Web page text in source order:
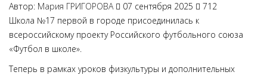
Автор: Мария ГРИГОРОВА 07 сентября 2025
712
Школа №17 первой в городе присоединилась к
всероссийскому проекту Российского футбольного союза
«Футбол в школе».
Теперь в рамках уроков физкультуры и дополнительных